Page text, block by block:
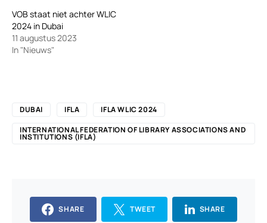
VOB staat niet achter WLIC
2024 in Dubai
11 augustus 2023
In "Nieuws"
DUBAI IFLA
IFLA WLIC 2024
INTERNATIONAL FEDERATION OF LIBRARY ASSOCIATIONS AND
INSTITUTIONS (IFLA)
SHARE TWEET SHARE